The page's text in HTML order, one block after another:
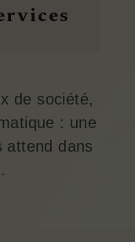
de société,
: une
attend dans